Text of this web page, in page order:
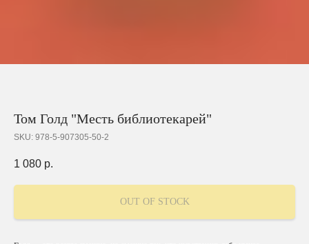
Том Голд "Месть библиотекарей"
SKU: 978-5-907305-50-2
1 080 р.
OUT OF STOCK